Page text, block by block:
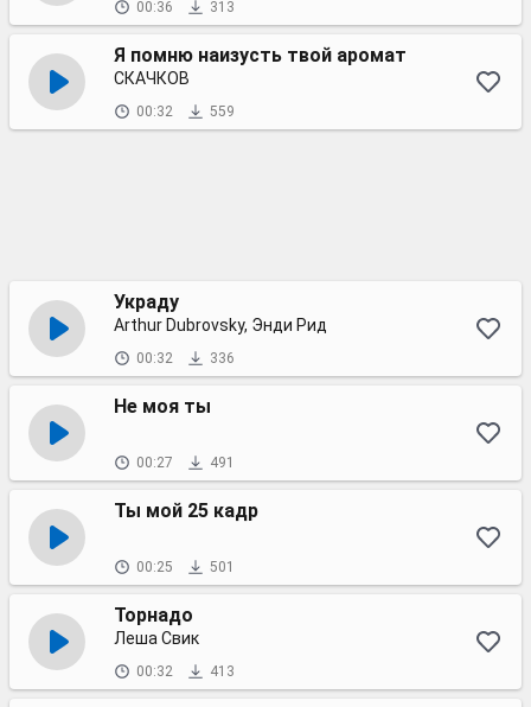
00:36 313
Я помню наизусть твой аромат
СКАЧКОВ
00:32 559
Украду
Arthur Dubrovsky, Энди Рид
00:32 336
Не моя ты
00:27 491
Ты мой 25 кадр
00:25 501
Торнадо
Леша Свик
00:32 413